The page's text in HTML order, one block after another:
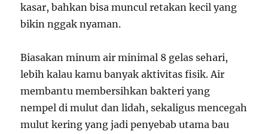
kasar, bahkan bisa muncul retakan kecil yang
bikin nggak nyaman.
Biasakan minum air minimal 8 gelas sehari,
lebih kalau kamu banyak aktivitas fisik. Air
membantu membersihkan bakteri yang
nempel di mulut dan lidah, sekaligus mencegah
mulut kering yang jadi penyebab utama bau